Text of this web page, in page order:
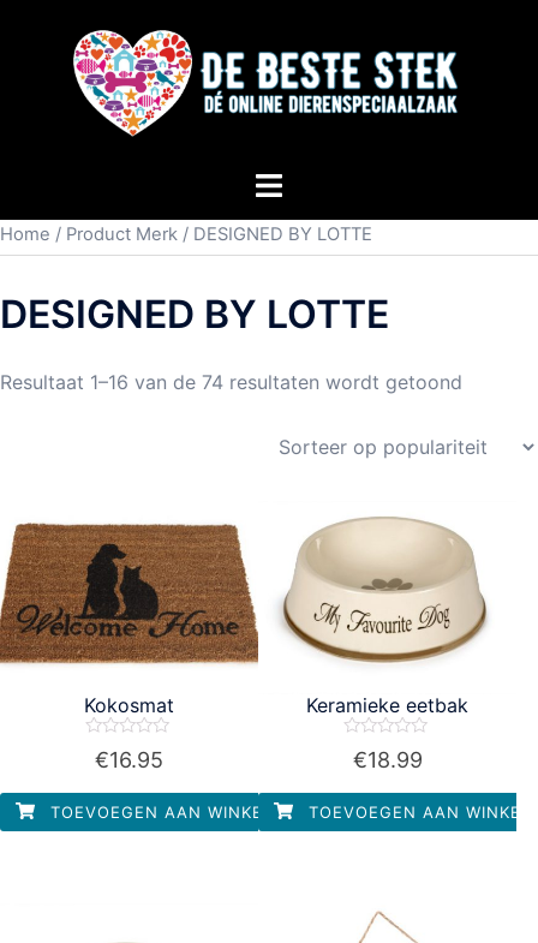
Home / Product Merk / DESIGNED BY LOTTE
DESIGNED BY LOTTE
Resultaat 1–16 van de 74 resultaten wordt getoond
Kokosmat
Waardering
5
€16.95
TOEVOEGEN AAN WINKELWAGEN
Keramieke eetbak
Waardering
5
€18.99
TOEVOEGEN AAN